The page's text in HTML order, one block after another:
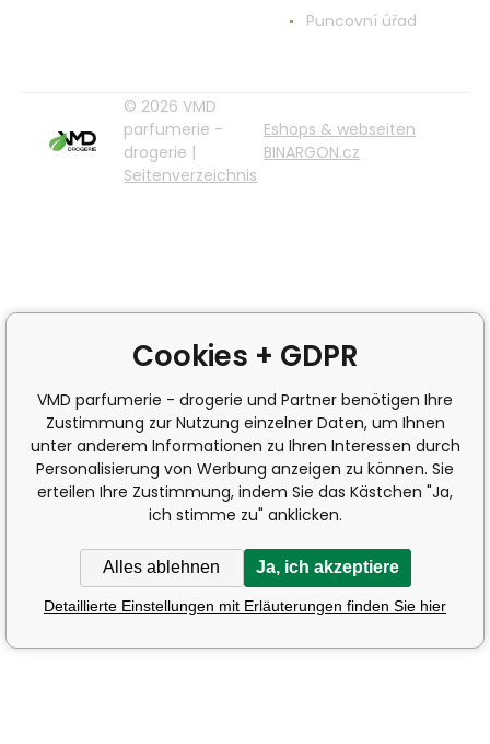
Puncovní úřad
© 2026 VMD
parfumerie -
drogerie |
Seitenverzeichnis
Eshops & webseiten
BINARGON.cz
Cookies + GDPR
VMD parfumerie - drogerie und Partner benötigen Ihre
Zustimmung zur Nutzung einzelner Daten, um Ihnen
unter anderem Informationen zu Ihren Interessen durch
Personalisierung von Werbung anzeigen zu können. Sie
erteilen Ihre Zustimmung, indem Sie das Kästchen "Ja,
ich stimme zu" anklicken.
Alles ablehnen Ja, ich akzeptiere
Detaillierte Einstellungen mit Erläuterungen finden Sie hier